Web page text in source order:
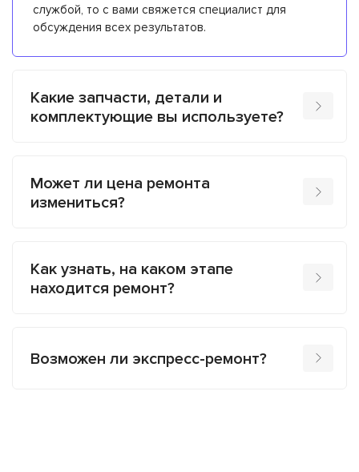
службой, то с вами свяжется специалист для
обсуждения всех результатов.
Какие запчасти, детали и
комплектующие вы используете?
Может ли цена ремонта
измениться?
Как узнать, на каком этапе
находится ремонт?
Возможен ли экспресс-ремонт?